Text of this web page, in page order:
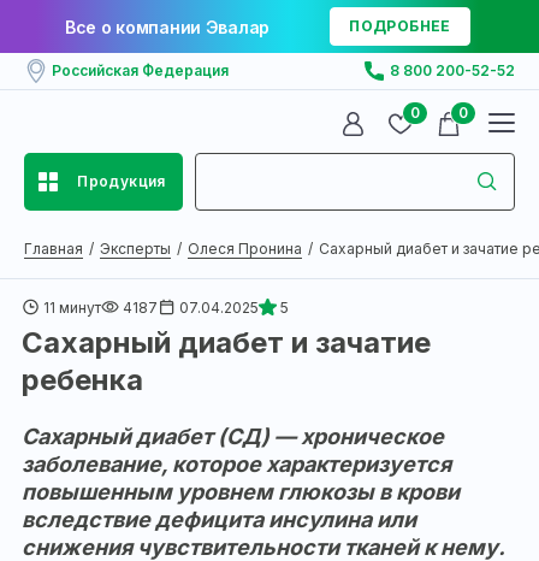
Все о компании Эвалар ПОДРОБНЕЕ
Российская Федерация 8 800 200-52-52
0 0
Продукция
Главная Эксперты Олеся Пронина Сахарный диабет и зачатие
11 минут 4187 07.04.2025 5
Сахарный диабет и зачатие
ребенка
Сахарный диабет (СД) — хроническое
заболевание, которое характеризуется
повышенным уровнем глюкозы в крови
вследствие дефицита инсулина или
снижения чувствительности тканей к нему.